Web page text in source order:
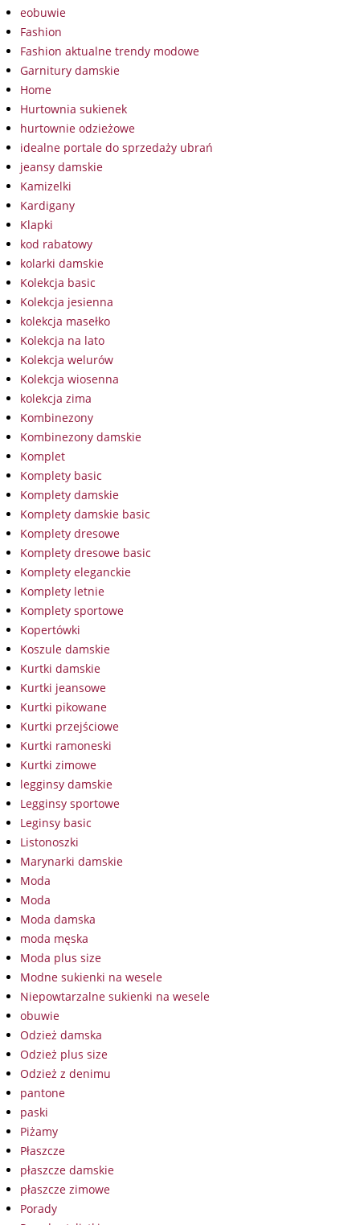
eobuwie
Fashion
Fashion aktualne trendy modowe
Garnitury damskie
Home
Hurtownia sukienek
hurtownie odzieżowe
idealne portale do sprzedaży ubrań
jeansy damskie
Kamizelki
Kardigany
Klapki
kod rabatowy
kolarki damskie
Kolekcja basic
Kolekcja jesienna
kolekcja masełko
Kolekcja na lato
Kolekcja welurów
Kolekcja wiosenna
kolekcja zima
Kombinezony
Kombinezony damskie
Komplet
Komplety basic
Komplety damskie
Komplety damskie basic
Komplety dresowe
Komplety dresowe basic
Komplety eleganckie
Komplety letnie
Komplety sportowe
Kopertówki
Koszule damskie
Kurtki damskie
Kurtki jeansowe
Kurtki pikowane
Kurtki przejściowe
Kurtki ramoneski
Kurtki zimowe
legginsy damskie
Legginsy sportowe
Leginsy basic
Listonoszki
Marynarki damskie
Moda
Moda
Moda damska
moda męska
Moda plus size
Modne sukienki na wesele
Niepowtarzalne sukienki na wesele
obuwie
Odzież damska
Odzież plus size
Odzież z denimu
pantone
paski
Piżamy
Płaszcze
płaszcze damskie
płaszcze zimowe
Porady